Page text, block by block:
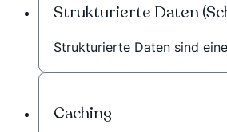
Strukturierte Daten
Strukturierte Daten sind
Caching